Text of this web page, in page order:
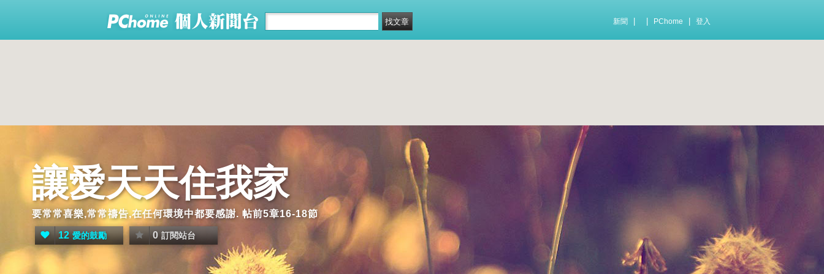
新聞 PChome 登入
讓愛天天住我家
要常常喜樂,常常禱告,在任何環境中都要感謝. 帖前5章16-18節
12 愛的鼓勵 0 訂閱站台